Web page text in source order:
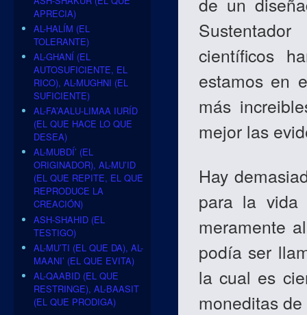
científicos
estamos en
más
mejor las
Hay
para la vida
meramente
podía ser
la cual es
moneditas
APRECIA)
AL-HALÍM (EL
TOLERANTE)
AL-GHANÍ (EL
AUTOSUFICIENTE, EL
RICO), AL-MUGHNI (EL
SUFICIENTE)
AL-FA’AALU-LIMAA IURÍD
(EL QUE HACE LO QUE
DESEA)
AL-MUBDÍ’ (EL
ORIGINADOR), AL-MU’ID
(EL QUE REPITE, EL QUE
REPRODUCE LA
CREACIÓN)
ASH-SHAHID (EL
TESTIGO)
AL-MU’TI (EL QUE DA), AL-
MAANI’ (EL QUE EVITA)
AL-QAABID (EL QUE
RESTRINGE), AL-BAASIT
(EL QUE PRODIGA)